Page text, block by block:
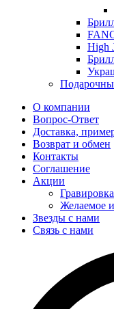
High
О компании
Вопрос-Ответ
Доставка,
Возврат и обмен
Контакты
Соглашение
Акции
Желаемое
Звезды с нами
Связь с нами